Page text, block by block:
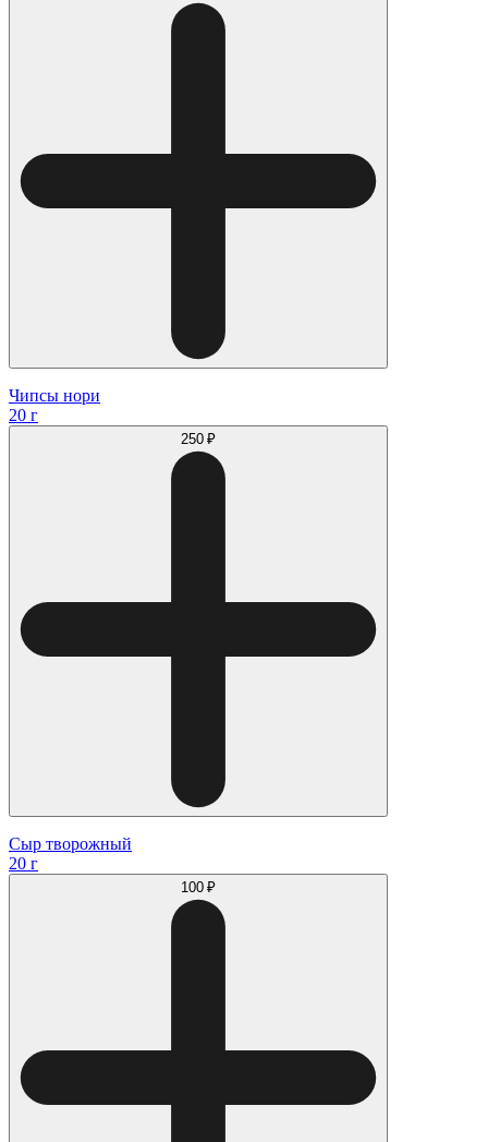
Чипсы нори
20 г
250 ₽
Сыр творожный
20 г
100 ₽